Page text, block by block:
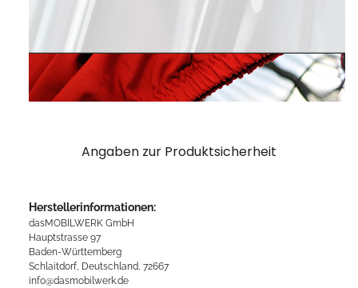
Angaben zur Produktsicherheit
Herstellerinformationen:
dasMOBILWERK GmbH
Hauptstrasse 97
Baden-Württemberg
Schlaitdorf, Deutschland, 72667
info@dasmobilwerk.de